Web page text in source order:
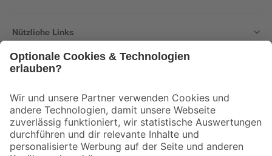
Nützliche Links
Der toom Newsletter: Keine Angebote und Aktionen mehr verpassen!
Zur Newsletter Anmeldung